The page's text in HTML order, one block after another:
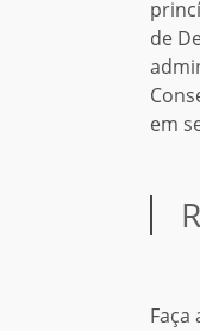
de
em